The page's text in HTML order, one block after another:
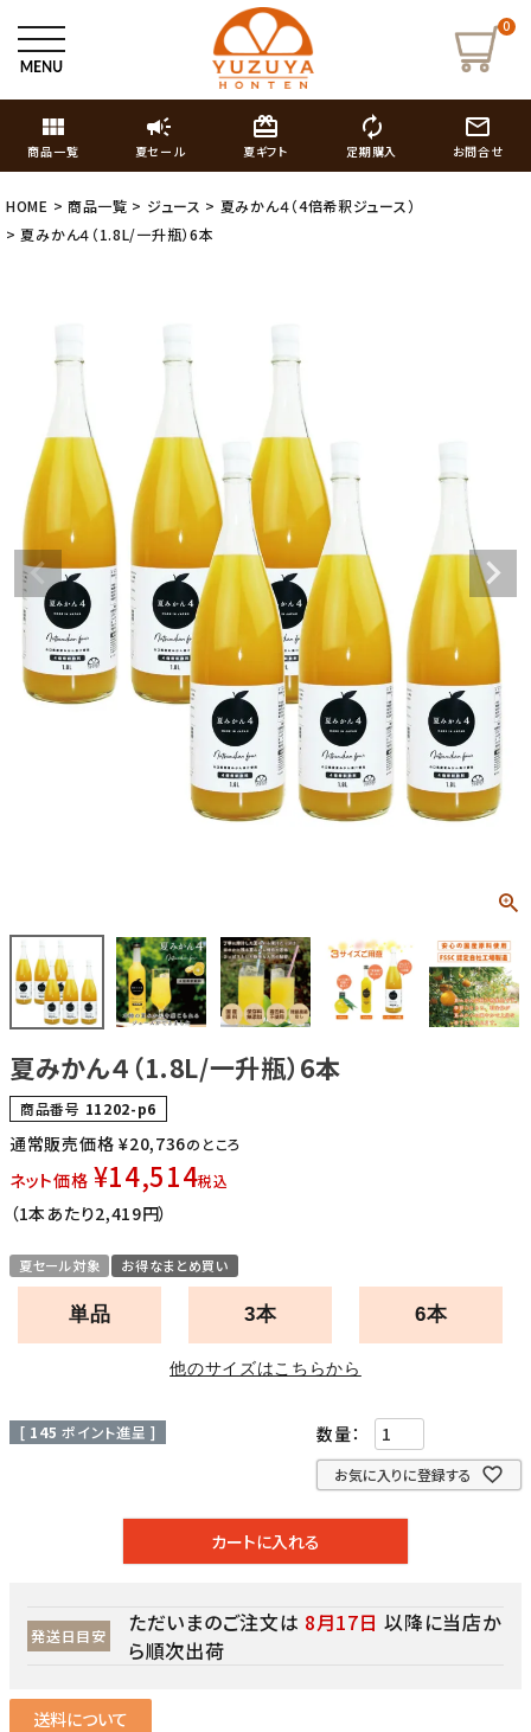
0
view_module
商品一覧
campaign
夏セール
card_giftcard
夏ギフト
autorenew
定期購入
mail_outline
お問合せ
HOME 商品一覧 ジュース
夏みかん４（4倍希釈ジュース）
夏みかん４（1.8L/一升瓶）6本
夏みかん４（1.8L/一升瓶）6本
商品番号 11202-p6
通常販売価格 ¥20,736のところ
ネット価格 ¥14,514税込
（1本あたり2,419円）
夏セール対象 お得なまとめ買い
単品 3本 6本
他のサイズはこちらから
[ 145 ポイント進呈 ]
お気に入りに登録する
カートに入れる
発送日目安 ただいまのご注文は 8月17日 以降に当店か
ら順次出荷
送料について